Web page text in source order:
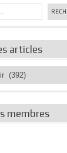
articles
membres